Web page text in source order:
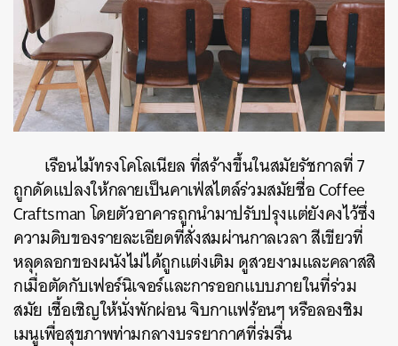
เรือนไม้ทรงโคโลเนียล ที่สร้างขึ้นในสมัยรัชกาลที่ 7
ถูกดัดแปลงให้กลายเป็นคาเฟ่สไตล์ร่วมสมัยชื่อ Coffee
Craftsman โดยตัวอาคารถูกนำมาปรับปรุงแต่ยังคงไว้ซึ่ง
ความดิบของรายละเอียดที่สั่งสมผ่านกาลเวลา สีเขียวที่
หลุดลอกของผนังไม่ได้ถูกแต่งเติม ดูสวยงามและคลาสสิ
กเมื่อตัดกับเฟอร์นิเจอร์และการออกแบบภายในที่ร่วม
สมัย เชื้อเชิญให้นั่งพักผ่อน จิบกาแฟร้อนๆ หรือลองชิม
เมนูเพื่อสุขภาพท่ามกลางบรรยากาศที่ร่มรื่น